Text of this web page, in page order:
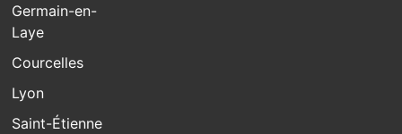
Germain-en-
Laye
Courcelles
Lyon
Saint-Étienne